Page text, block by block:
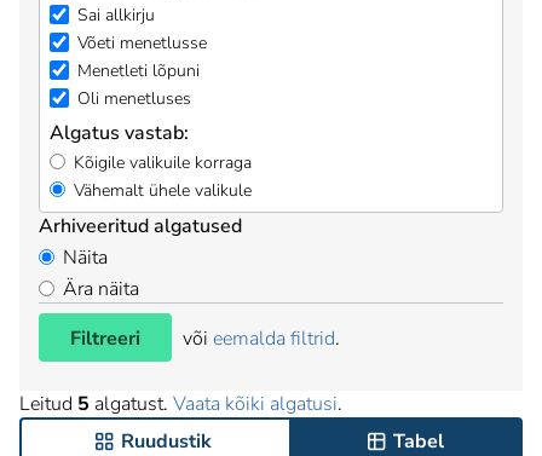
Sai allkirju
Võeti menetlusse
Menetleti lõpuni
Oli menetluses
Algatus vastab:
Kõigile valikuile korraga
Vähemalt ühele valikule
Arhiveeritud algatused
Näita
Ära näita
Filtreeri
või eemalda filtrid.
Leitud 5 algatust. Vaata kõiki algatusi.
Ruudustik
Tabel